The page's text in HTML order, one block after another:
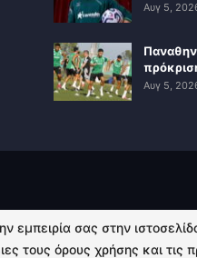
Αυγ 5,
Αυγ 5,
εμπειρία σας στην
τους όρους χρήσης και τις